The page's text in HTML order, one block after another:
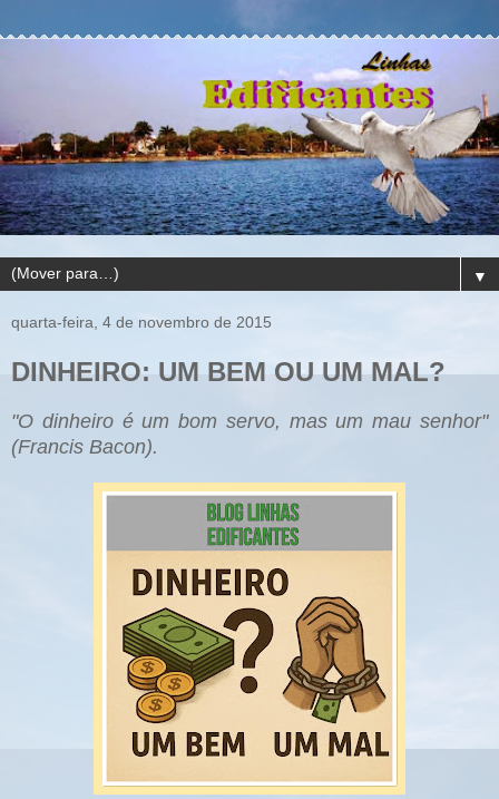
▼
quarta-feira, 4 de novembro de 2015
DINHEIRO: UM BEM OU UM MAL?
"O dinheiro é um bom servo, mas um mau senhor"
(Francis Bacon).